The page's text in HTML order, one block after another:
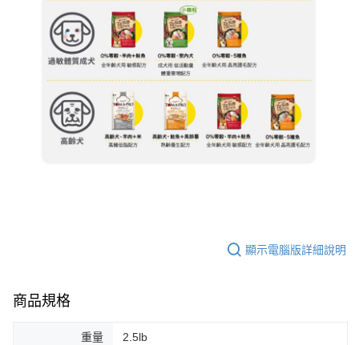
顯示電腦版詳細說明
商品規格
重量 2.5lb